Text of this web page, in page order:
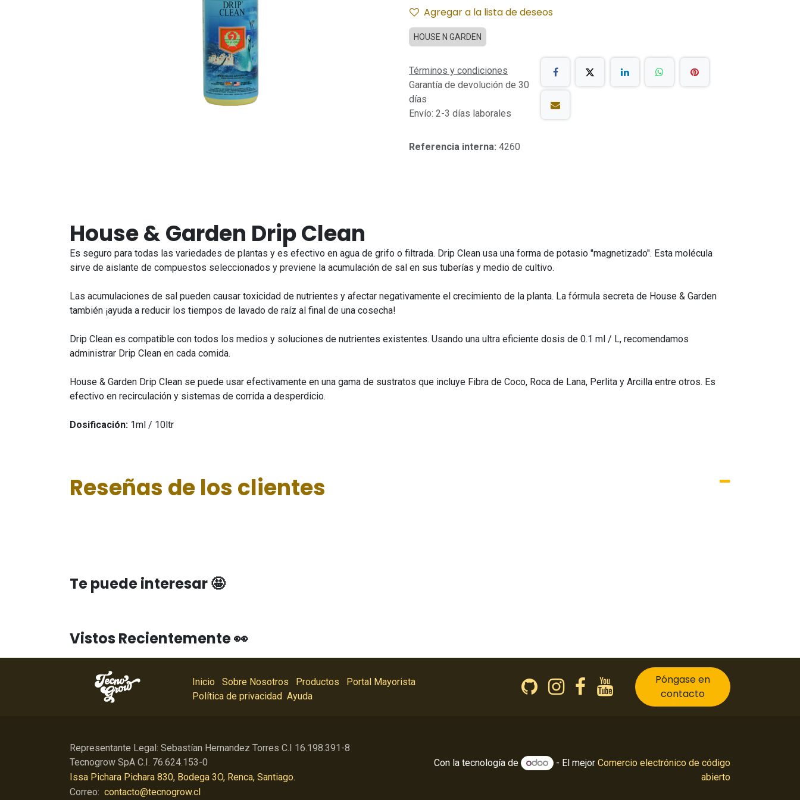
Agregar a la lista de deseos
HOUSE N GARDEN
Términos y condiciones
Garantía de devolución de 30
días
Envío: 2-3 días laborales
Referencia interna: 4260
House & Garden Drip Clean
Es seguro para todas las variedades de plantas y es efectivo en agua de grifo o filtrada. Drip Clean usa una forma de potasio "magnetizado". Esta molécula
sirve de aislante de compuestos seleccionados y previene la acumulación de sal en sus tuberías y medio de cultivo.
Las acumulaciones de sal pueden causar toxicidad de nutrientes y afectar negativamente el crecimiento de la planta. La fórmula secreta de House & Garden
también ¡ayuda a reducir los tiempos de lavado de raíz al final de una cosecha!
Drip Clean es compatible con todos los medios y soluciones de nutrientes existentes. Usando una ultra eficiente dosis de 0.1 ml / L, recomendamos
administrar Drip Clean en cada comida.
House & Garden Drip Clean se puede usar efectivamente en una gama de sustratos que incluye Fibra de Coco, Roca de Lana, Perlita y Arcilla entre otros. Es
efectivo en recirculación y sistemas de corrida a desperdicio.
Dosificación: 1ml / 10ltr
Reseñas de los clientes
Te puede interesar 🤩
Vistos Recientemente 👀
Inicio Sobre Nosotros Productos
Portal Mayorista
Política de privacidad Ayuda
Póngase en
contacto
Representante Legal: Sebastían Hernandez Torres C.I 16.198.391-8
Tecnogrow SpA C.I. 76.624.153-0
Issa Pichara Pichara 830, Bodega 3O, Renca, Santiago.
Correo: contacto@tecnogrow.cl
Con la tecnología de - El mejor Comercio electrónico de código
abierto